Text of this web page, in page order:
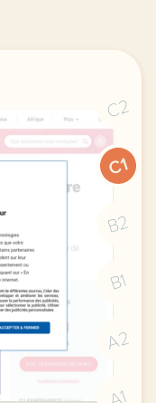
C2
C1
B2
B1
A2
A1